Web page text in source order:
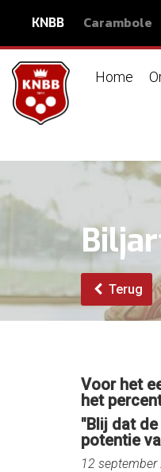
KNBB Carambole
Home
Terug
Voor het
het
"Blij dat
potentie
12 september